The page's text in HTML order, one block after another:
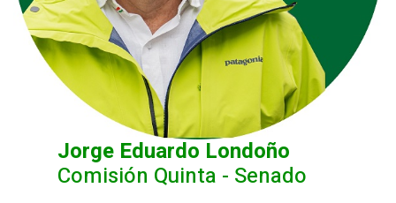
Jorge Eduardo Londoño
Comisión Quinta - Senado